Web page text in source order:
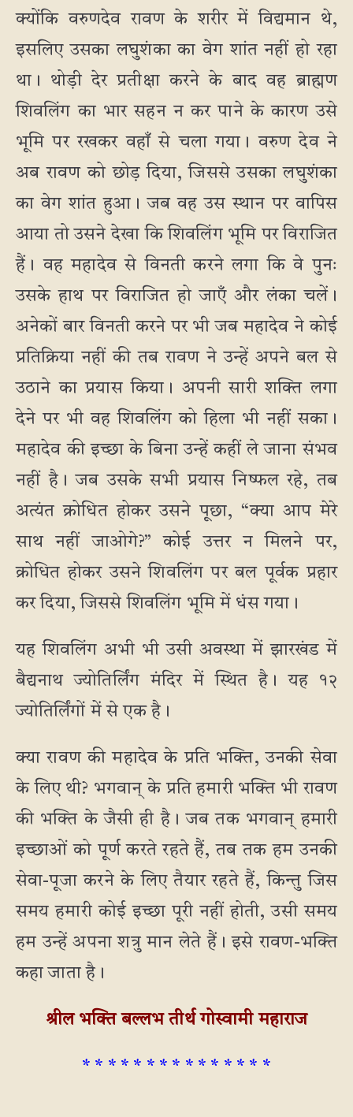
क्योंकि वरुणदेव रावण के शरीर में विद्यमान थे,
इसलिए उसका लघुशंका का वेग शांत नहीं हो रहा
था। थोड़ी देर प्रतीक्षा करने के बाद वह ब्राह्मण
शिवलिंग का भार सहन न कर पाने के कारण उसे
भूमि पर रखकर वहाँ से चला गया। वरुण देव ने
अब रावण को छोड़ दिया, जिससे उसका लघुशंका
का वेग शांत हुआ। जब वह उस स्थान पर वापिस
आया तो उसने देखा कि शिवलिंग भूमि पर विराजित
हैं। वह महादेव से विनती करने लगा कि वे पुनः
उसके हाथ पर विराजित हो जाएँ और लंका चलें।
अनेकों बार विनती करने पर भी जब महादेव ने कोई
प्रतिक्रिया नहीं की तब रावण ने उन्हें अपने बल से
उठाने का प्रयास किया। अपनी सारी शक्ति लगा
देने पर भी वह शिवलिंग को हिला भी नहीं सका।
महादेव की इच्छा के बिना उन्हें कहीं ले जाना संभव
नहीं है। जब उसके सभी प्रयास निष्फल रहे, तब
अत्यंत क्रोधित होकर उसने पूछा, “क्या आप मेरे
साथ नहीं जाओगे?” कोई उत्तर न मिलने पर,
क्रोधित होकर उसने शिवलिंग पर बल पूर्वक प्रहार
कर दिया, जिससे शिवलिंग भूमि में धंस गया।
यह शिवलिंग अभी भी उसी अवस्था में झारखंड में
बैद्यनाथ ज्योतिर्लिंग मंदिर में स्थित है। यह १२
ज्योतिर्लिंगों में से एक है।
क्या रावण की महादेव के प्रति भक्ति, उनकी सेवा
के लिए थी? भगवान् के प्रति हमारी भक्ति भी रावण
की भक्ति के जैसी ही है। जब तक भगवान् हमारी
इच्छाओं को पूर्ण करते रहते हैं, तब तक हम उनकी
सेवा-पूजा करने के लिए तैयार रहते हैं, किन्तु जिस
समय हमारी कोई इच्छा पूरी नहीं होती, उसी समय
हम उन्हें अपना शत्रु मान लेते हैं। इसे रावण-भक्ति
कहा जाता है।
श्रील भक्ति बल्लभ तीर्थ गोस्वामी महाराज
* * * * * * * * * * * * * * *